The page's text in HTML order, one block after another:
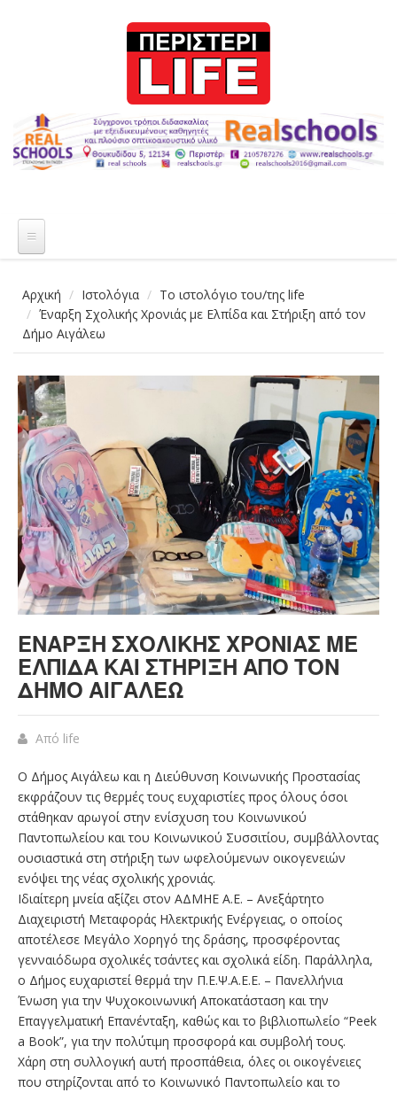
Αρχική Ιστολόγια
Το ιστολόγιο του/της life
Έναρξη Σχολικής Χρονιάς με Ελπίδα και Στήριξη από τον
Δήμο Αιγάλεω
ΈΝΑΡΞΗ ΣΧΟΛΙΚΉΣ ΧΡΟΝΙΆΣ ΜΕ
ΕΛΠΊΔΑ ΚΑΙ ΣΤΉΡΙΞΗ ΑΠΌ ΤΟΝ
ΔΉΜΟ ΑΙΓΆΛΕΩ
Από life
Ο Δήμος Αιγάλεω και η Διεύθυνση Κοινωνικής Προστασίας
εκφράζουν τις θερμές τους ευχαριστίες προς όλους όσοι
στάθηκαν αρωγοί στην ενίσχυση του Κοινωνικού
Παντοπωλείου και του Κοινωνικού Συσσιτίου, συμβάλλοντας
ουσιαστικά στη στήριξη των ωφελούμενων οικογενειών
ενόψει της νέας σχολικής χρονιάς.
Ιδιαίτερη μνεία αξίζει στον ΑΔΜΗΕ Α.Ε. – Ανεξάρτητο
Διαχειριστή Μεταφοράς Ηλεκτρικής Ενέργειας, ο οποίος
αποτέλεσε Μεγάλο Χορηγό της δράσης, προσφέροντας
γενναιόδωρα σχολικές τσάντες και σχολικά είδη. Παράλληλα,
ο Δήμος ευχαριστεί θερμά την Π.Ε.Ψ.Α.Ε.Ε. – Πανελλήνια
Ένωση για την Ψυχοκοινωνική Αποκατάσταση και την
Επαγγελματική Επανένταξη, καθώς και το βιβλιοπωλείο “Peek
a Book”, για την πολύτιμη προσφορά και συμβολή τους.
Χάρη στη συλλογική αυτή προσπάθεια, όλες οι οικογένειες
που στηρίζονται από το Κοινωνικό Παντοπωλείο και το